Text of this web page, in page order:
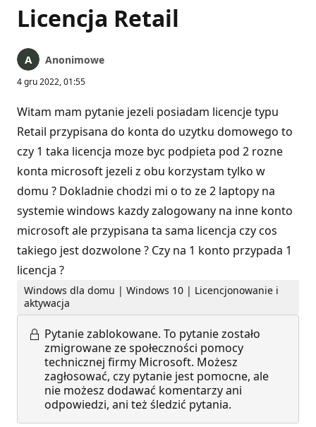
Licencja Retail
Anonimowe
4 gru 2022, 01:55
Witam mam pytanie jezeli posiadam licencje typu
Retail przypisana do konta do uzytku domowego to
czy 1 taka licencja moze byc podpieta pod 2 rozne
konta microsoft jezeli z obu korzystam tylko w
domu ? Dokladnie chodzi mi o to ze 2 laptopy na
systemie windows kazdy zalogowany na inne konto
microsoft ale przypisana ta sama licencja czy cos
takiego jest dozwolone ? Czy na 1 konto przypada 1
licencja ?
Windows dla domu | Windows 10 | Licencjonowanie i
aktywacja
Pytanie zablokowane. To pytanie zostało
zmigrowane ze społeczności pomocy
technicznej firmy Microsoft. Możesz
zagłosować, czy pytanie jest pomocne, ale
nie możesz dodawać komentarzy ani
odpowiedzi, ani też śledzić pytania.